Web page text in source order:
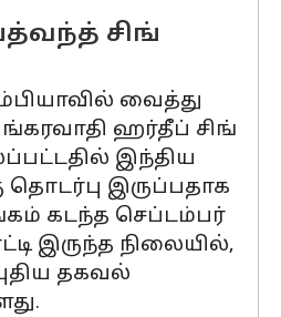
சிங்
வைத்து
ஹர்தீப் சிங்
இந்திய
தொடர்பு இருப்பதாக
கடந்த செப்டம்பர்
இருந்த நிலையில்,
தகவல்